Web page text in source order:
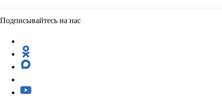
Подписывайтесь на нас